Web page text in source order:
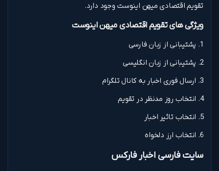
تقویم اقتصادی میهن اینوست وجود دارد.
ویژگی های تقویم اقتصادی میهن اینوست
پشتیبانی از زبان فارسی
پشتیبانی از زبان انگلیسی
ارسال فوری اخبار به کانال تلگرام
انتخاب روز مدنظر در تقویم
انتخاب تاثیر اخبار
انتخاب ارز دلخواه
سایت فارسی اخبار فارکس